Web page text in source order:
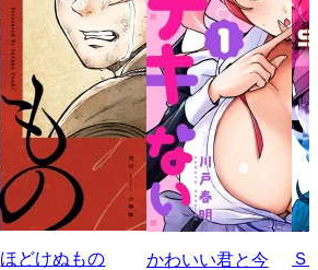
ほどけぬもの
かわいい君と今